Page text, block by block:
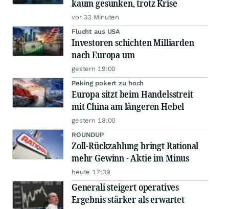
kaum gesunken, trotz Krise
vor 33 Minuten
Flucht aus USA
Investoren schichten Milliarden
nach Europa um
gestern 19:00
Peking pokert zu hoch
Europa sitzt beim Handelsstreit
mit China am längeren Hebel
gestern 18:00
ROUNDUP
Zoll-Rückzahlung bringt Rational
mehr Gewinn - Aktie im Minus
heute 17:39
Generali steigert operatives
Ergebnis stärker als erwartet